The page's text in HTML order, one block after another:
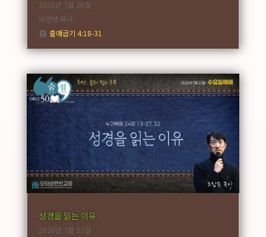
2026년 7월 26일
박만녕 목사
출애굽기 4:18-31
성경을 읽는 이유
2026년 7월 22일